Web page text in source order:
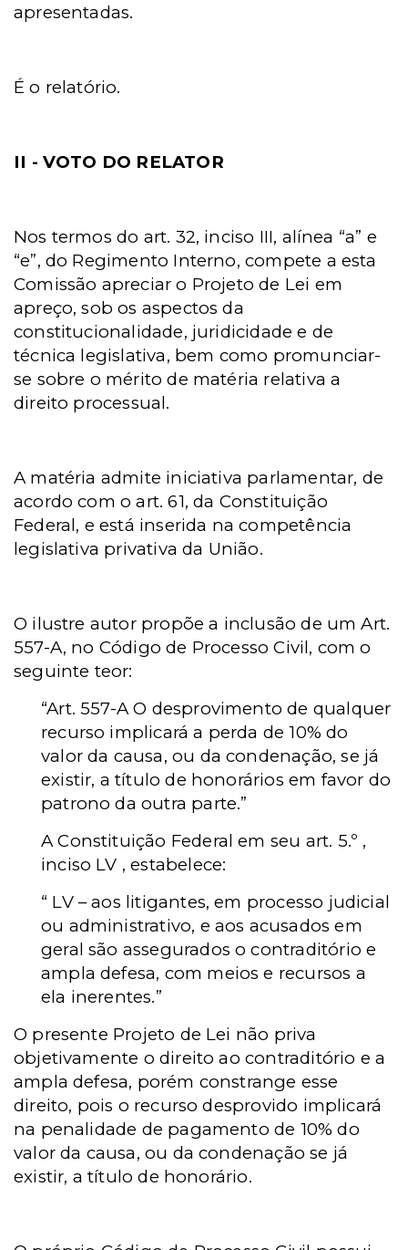
apresentadas.
É o relatório.
II - VOTO DO RELATOR
Nos termos do art. 32, inciso III, alínea “a” e
“e”, do Regimento Interno, compete a esta
Comissão apreciar o Projeto de Lei em
apreço, sob os aspectos da
constitucionalidade, juridicidade e de
técnica legislativa, bem como promunciar-
se sobre o mérito de matéria relativa a
direito processual.
A matéria admite iniciativa parlamentar, de
acordo com o art. 61, da Constituição
Federal, e está inserida na competência
legislativa privativa da União.
O ilustre autor propõe a inclusão de um Art.
557-A, no Código de Processo Civil, com o
seguinte teor:
“Art. 557-A O desprovimento de qualquer
recurso implicará a perda de 10% do
valor da causa, ou da condenação, se já
existir, a título de honorários em favor do
patrono da outra parte.”
A Constituição Federal em seu art. 5.º ,
inciso LV , estabelece:
“ LV – aos litigantes, em processo judicial
ou administrativo, e aos acusados em
geral são assegurados o contraditório e
ampla defesa, com meios e recursos a
ela inerentes.”
O presente Projeto de Lei não priva
objetivamente o direito ao contraditório e a
ampla defesa, porém constrange esse
direito, pois o recurso desprovido implicará
na penalidade de pagamento de 10% do
valor da causa, ou da condenação se já
existir, a título de honorário.